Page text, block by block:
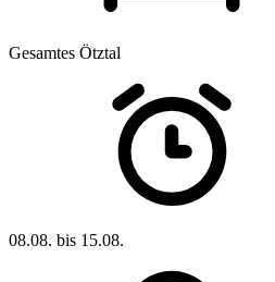
Gesamtes Ötztal
08.08. bis 15.08.